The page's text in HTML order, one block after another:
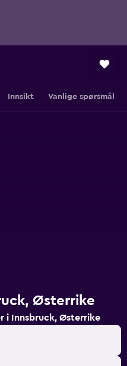
Innsikt Vanlige spørsmål
Østerrike
i Innsbruck, Østerrike